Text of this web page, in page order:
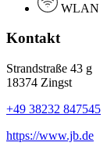
WLAN
Kontakt
Strandstraße 43 g
18374 Zingst
+49 38232 847545
https://www.jb.de